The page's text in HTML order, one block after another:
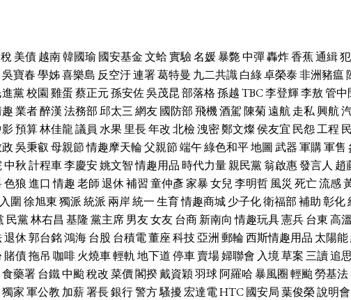
美債越南韓國瑜 國安基金文蛤實驗名媛暴斃中彈轟炸香蕉通緝
吳寶春學姊喜樂島 反空汙連署葛特曼 九二共識白綠卓榮泰非洲豬瘟
進黨校園雞蛋蔡正元孫安佐吳茂昆部落格孫越TBC李登輝李敖管中
業者醉漢法務部邱太三網友國防部飛機酒駕陳菊遠航走私興航
預算林佳龍議員 水果里長年改北檢洩密鄭文燦侯友宜 民怨工程
吳秉叡母親節情趣摩天輪父親節端午綠色和平地圖武器軍購軍售
中秋計程車李慶安姚文智情趣用品 時代力量親民黨翁啟惠發言人 趙
色狼進口 情趣老師退休補習童仲彥家暴女兒李明哲風災 死亡流感
入圍徐旭東獨派統派 兩岸統一生育情趣商城少子化衛福部補助彰化
民黨林右昌 基隆黨主席男友女友台商新南向 情趣玩具憲兵台東高溫
退休郭台銘鴻海台股 台積電董座科技亞洲 郵輪西斯情趣用品 太陽能
賭債拖吊 咖啡火燒車輕軌地下道停車賣場婦聯會 入境草案三讀追思
食藥署台鐵中颱稅改菜價閣揆戴資穎羽球阿羅哈暴風圈輕颱勞基法
獨家軍公教 加薪署長銀行警方騷擾宏達電HTC國安局葉俊榮說明會